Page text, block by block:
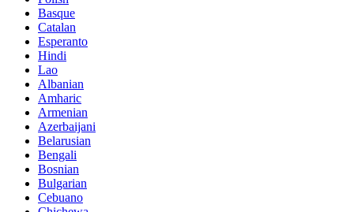
Basque
Catalan
Esperanto
Hindi
Lao
Albanian
Amharic
Armenian
Azerbaijani
Belarusian
Bengali
Bosnian
Bulgarian
Cebuano